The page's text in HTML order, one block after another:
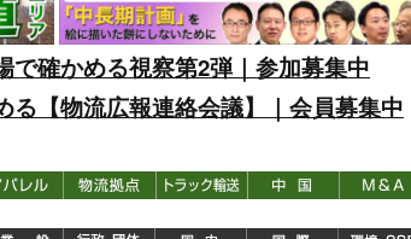
で確かめる視察第2弾｜参加募集中
る【物流広報連絡会議】｜会員募集中